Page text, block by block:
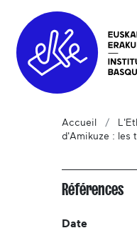
Accueil
d'Amikuze : les
Références
Date